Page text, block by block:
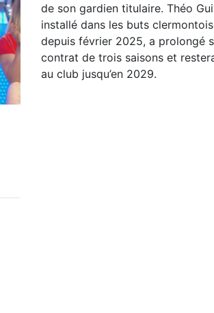
de son gardien titulaire. Théo
installé dans les buts clermontois
depuis février 2025, a prolongé
contrat de trois saisons et
au club jusqu’en 2029.